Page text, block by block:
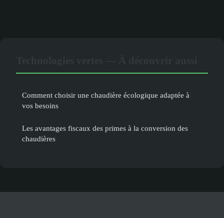
Comment choisir une chaudière écologique adaptée à
vos besoins
Les avantages fiscaux des primes à la conversion des
chaudières